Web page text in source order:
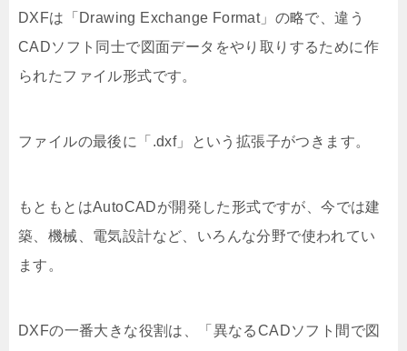
DXFは「Drawing Exchange Format」の略で、違う
CADソフト同士で図面データをやり取りするために作
られたファイル形式です。
ファイルの最後に「.dxf」という拡張子がつきます。
もともとはAutoCADが開発した形式ですが、今では建
築、機械、電気設計など、いろんな分野で使われてい
ます。
DXFの一番大きな役割は、「異なるCADソフト間で図